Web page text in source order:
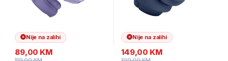
Nije na zalihi
89,00 KM
Nije na zalihi
149,00 KM